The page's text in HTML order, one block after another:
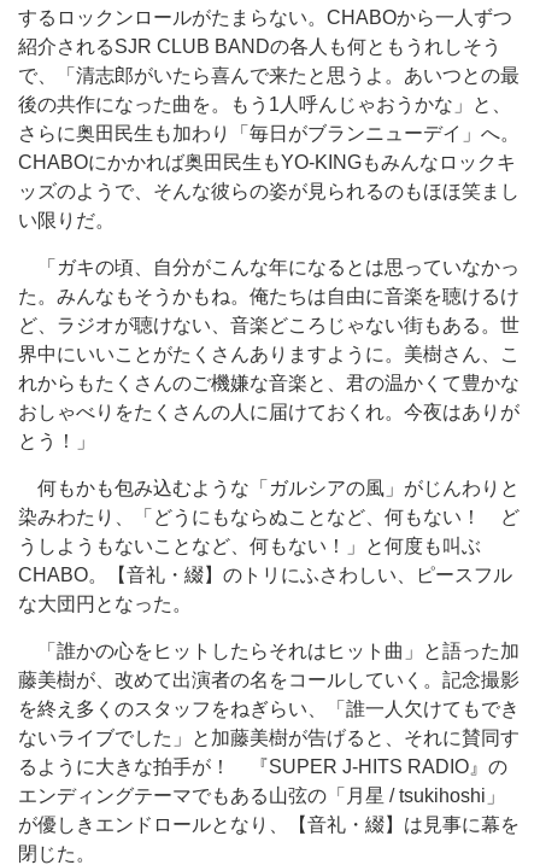
するロックンロールがたまらない。CHABOから一人ずつ
紹介されるSJR CLUB BANDの各人も何ともうれしそう
で、「清志郎がいたら喜んで来たと思うよ。あいつとの最
後の共作になった曲を。もう1人呼んじゃおうかな」と、
さらに奥田民生も加わり「毎日がブランニューデイ」へ。
CHABOにかかれば奥田民生もYO-KINGもみんなロックキ
ッズのようで、そんな彼らの姿が見られるのもほほ笑まし
い限りだ。
「ガキの頃、自分がこんな年になるとは思っていなかっ
た。みんなもそうかもね。俺たちは自由に音楽を聴けるけ
ど、ラジオが聴けない、音楽どころじゃない街もある。世
界中にいいことがたくさんありますように。美樹さん、こ
れからもたくさんのご機嫌な音楽と、君の温かくて豊かな
おしゃべりをたくさんの人に届けておくれ。今夜はありが
とう！」
何もかも包み込むような「ガルシアの風」がじんわりと
染みわたり、「どうにもならぬことなど、何もない！ ど
うしようもないことなど、何もない！」と何度も叫ぶ
CHABO。【音礼・綴】のトリにふさわしい、ピースフル
な大団円となった。
「誰かの心をヒットしたらそれはヒット曲」と語った加
藤美樹が、改めて出演者の名をコールしていく。記念撮影
を終え多くのスタッフをねぎらい、「誰一人欠けてもでき
ないライブでした」と加藤美樹が告げると、それに賛同す
るように大きな拍手が！ 『SUPER J-HITS RADIO』の
エンディングテーマでもある山弦の「月星 / tsukihoshi」
が優しきエンドロールとなり、【音礼・綴】は見事に幕を
閉じた。